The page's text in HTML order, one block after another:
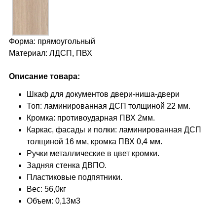
Форма: прямоугольный
Материал: ЛДСП, ПВХ
Описание товара:
Шкаф для документов двери-ниша-двери
Топ: ламинированная ДСП толщиной 22 мм.
Кромка: противоударная ПВХ 2мм.
Каркас, фасады и полки: ламинированная ДСП
толщиной 16 мм, кромка ПВХ 0,4 мм.
Ручки металлические в цвет кромки.
Задняя стенка ДВПО.
Пластиковые подпятники.
Вес: 56,0кг
Объем: 0,13м3